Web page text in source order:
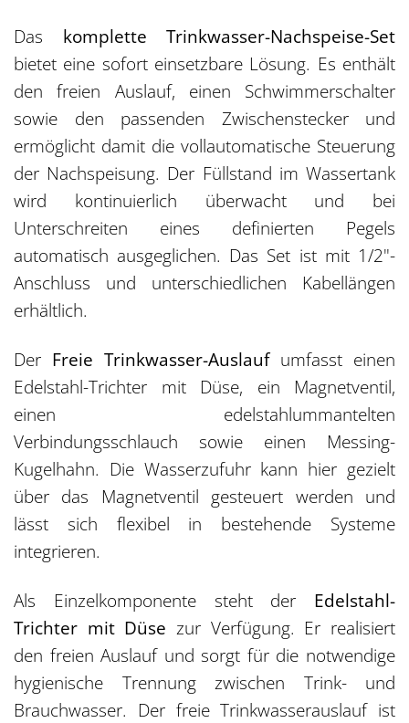
Das komplette Trinkwasser-Nachspeise-Set
bietet eine sofort einsetzbare Lösung. Es enthält
den freien Auslauf, einen Schwimmerschalter
sowie den passenden Zwischenstecker und
ermöglicht damit die vollautomatische Steuerung
der Nachspeisung. Der Füllstand im Wassertank
wird kontinuierlich überwacht und bei
Unterschreiten eines definierten Pegels
automatisch ausgeglichen. Das Set ist mit 1/2"-
Anschluss und unterschiedlichen Kabellängen
erhältlich.
Der Freie Trinkwasser-Auslaufumfasst einen
Edelstahl-Trichter mit Düse, ein Magnetventil,
einen edelstahlummantelten
Verbindungsschlauch sowie einen Messing-
Kugelhahn. Die Wasserzufuhr kann hier gezielt
über das Magnetventil gesteuert werden und
lässt sich flexibel in bestehende Systeme
integrieren.
Als Einzelkomponente steht der Edelstahl-
Trichter mit Düse zur Verfügung. Er realisiert
den freien Auslauf und sorgt für die notwendige
hygienische Trennung zwischen Trink- und
Brauchwasser. Der freie Trinkwasserauslauf ist